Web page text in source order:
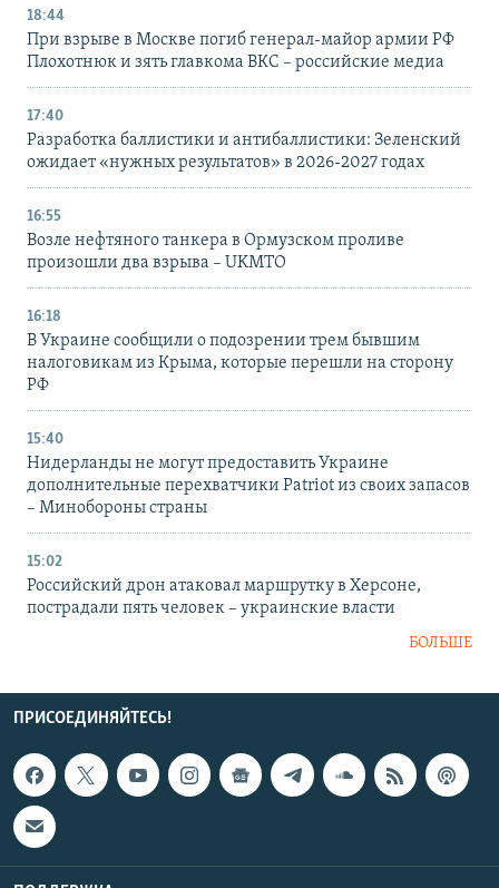
18:44
При взрыве в Москве погиб генерал-майор армии РФ
Плохотнюк и зять главкома ВКС – российские медиа
17:40
Разработка баллистики и антибаллистики: Зеленский
ожидает «нужных результатов» в 2026-2027 годах
16:55
Возле нефтяного танкера в Ормузском проливе
произошли два взрыва – UKMTO
16:18
В Украине сообщили о подозрении трем бывшим
налоговикам из Крыма, которые перешли на сторону
РФ
15:40
Нидерланды не могут предоставить Украине
дополнительные перехватчики Patriot из своих запасов
– Минобороны страны
15:02
Российский дрон атаковал маршрутку в Херсоне,
пострадали пять человек – украинские власти
БОЛЬШЕ
ПРИСОЕДИНЯЙТЕСЬ!